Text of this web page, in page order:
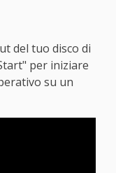
del tuo disco di
per iniziare
su un